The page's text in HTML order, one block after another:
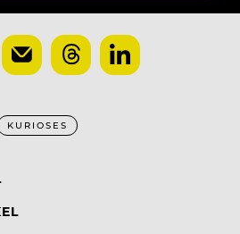
KURIOSES